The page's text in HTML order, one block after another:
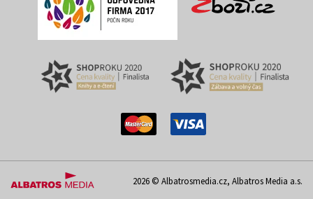
2026 © Albatrosmedia.cz, Albatros Media a.s.